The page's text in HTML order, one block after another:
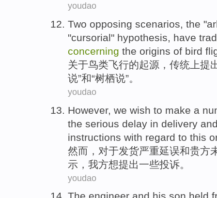
youdao
Two opposing scenarios, the "
"cursorial" hypothesis, have
concerning the origins of bird
关于鸟类飞行的起源 ， 传统上提
说”和“树栖说”。
youdao
However, we wish to make a
the serious delay in delivery
instructions with regard to this
然而 ，对于发货严重延误和贵方
示 ， 我方想提出一些投诉。
youdao